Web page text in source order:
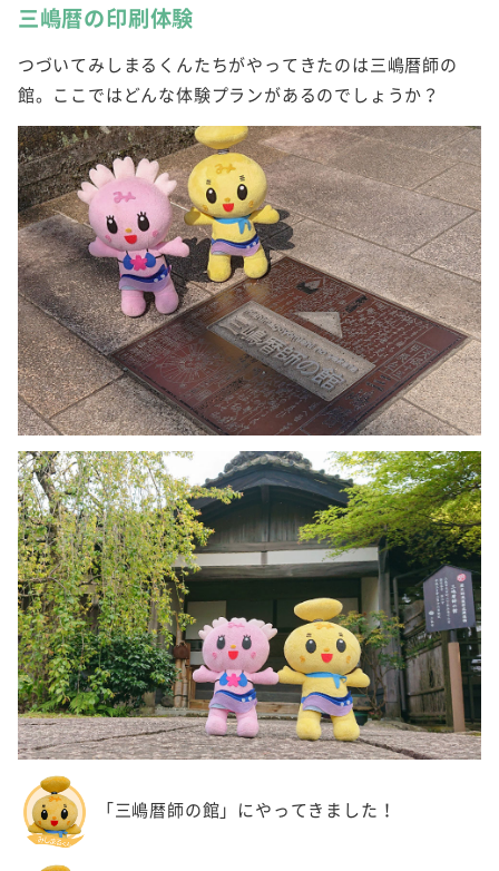
三嶋暦の印刷体験
つづいてみしまるくんたちがやってきたのは三嶋暦師の
館。ここではどんな体験プランがあるのでしょうか？
「三嶋暦師の館」にやってきました！